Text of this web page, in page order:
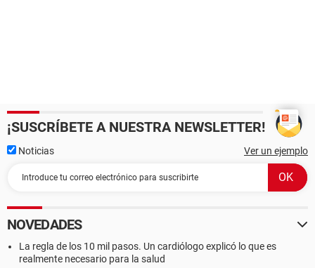
¡SUSCRÍBETE A NUESTRA NEWSLETTER!
Noticias Ver un ejemplo
NOVEDADES
La regla de los 10 mil pasos. Un cardiólogo explicó lo que es
realmente necesario para la salud